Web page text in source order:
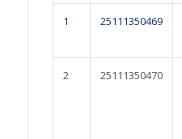
1 25111350469
2 25111350470